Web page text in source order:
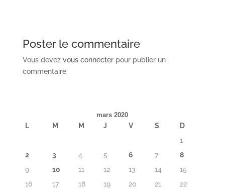
Poster le commentaire
Vous devez vous connecterpour publier un
commentaire.
mars 2020
L M M J V S
D
1
2
3 4 5 6 7
8
9
10 11 12 13 14
15
16
17 18 19 20 21 22